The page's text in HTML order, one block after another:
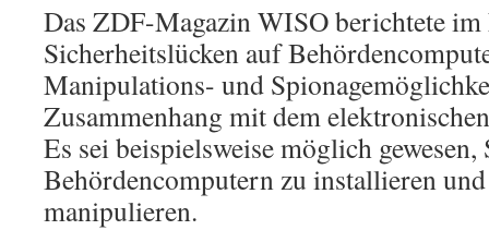
Das ZDF-Magazin WISO berichtete
Sicherheitslücken auf
Manipulations- und
Zusammenhang mit dem
Es sei beispielsweise möglich
Behördencomputern zu installieren
manipulieren.